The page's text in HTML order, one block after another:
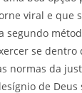
viral e que
segundo
se
normas da
de Deus